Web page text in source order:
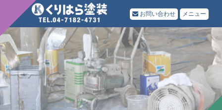
お問い合わせ メニュー